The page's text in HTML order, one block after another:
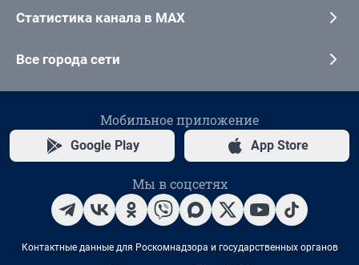
Статистика канала в MAX
Все города сети
Мобильное приложение
Google Play App Store
Мы в соцсетях
Контактные данные для Роскомнадзора и государственных органов